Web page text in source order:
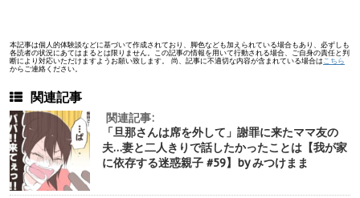
本記事は個人的体験談などに基づいて作成されており、脚色なども加えられている場合もあり、必ずしも
各読者の状況にあてはまるとは限りません。この記事の情報を用いて行動される場合、ご自身の責任と判
断により対応いただけますようお願い致します。 尚、記事に不適切な内容が含まれている場合は こちら
からご連絡ください。
関連記事
関連記事:
「旦那さんは席を外して」謝罪に来たママ友の
夫…妻と二人きりで話したかったことは【我が家
に依存する迷惑親子 #59】by みつけまま